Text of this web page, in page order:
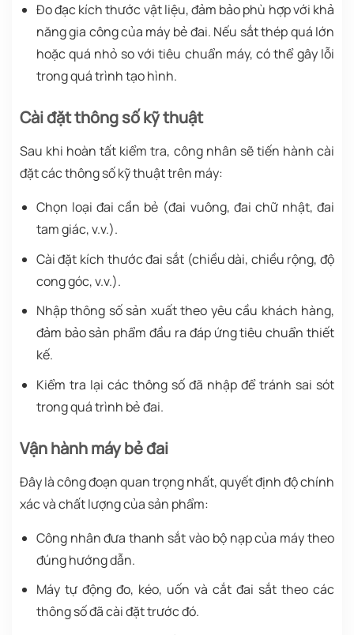
Đo đạc kích thước vật liệu, đảm bảo phù hợp với khả
năng gia công của máy bẻ đai. Nếu sắt thép quá lớn
hoặc quá nhỏ so với tiêu chuẩn máy, có thể gây lỗi
trong quá trình tạo hình.
Cài đặt thông số kỹ thuật
Sau khi hoàn tất kiểm tra, công nhân sẽ tiến hành cài
đặt các thông số kỹ thuật trên máy:
Chọn loại đai cần bẻ (đai vuông, đai chữ nhật, đai
tam giác, v.v.).
Cài đặt kích thước đai sắt (chiều dài, chiều rộng, độ
cong góc, v.v.).
Nhập thông số sản xuất theo yêu cầu khách hàng,
đảm bảo sản phẩm đầu ra đáp ứng tiêu chuẩn thiết
kế.
Kiểm tra lại các thông số đã nhập để tránh sai sót
trong quá trình bẻ đai.
Vận hành máy bẻ đai
Đây là công đoạn quan trọng nhất, quyết định độ chính
xác và chất lượng của sản phẩm:
Công nhân đưa thanh sắt vào bộ nạp của máy theo
đúng hướng dẫn.
Máy tự động đo, kéo, uốn và cắt đai sắt theo các
thông số đã cài đặt trước đó.